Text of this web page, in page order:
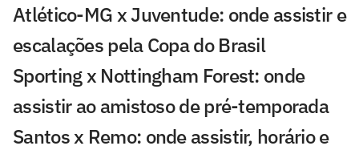
Atlético-MG x Juventude: onde assistir e
escalações pela Copa do Brasil
Sporting x Nottingham Forest: onde
assistir ao amistoso de pré-temporada
Santos x Remo: onde assistir, horário e